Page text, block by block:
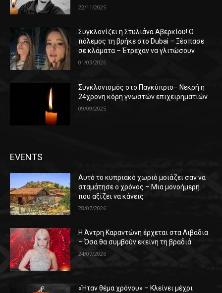
22/11/2025
Συγκλονίζει η Στυλιάνα Αβερκίου! Ο
πόλεμος τη βρήκε στο Dubai – Ξέσπασε
σε κλάματα – Έτρεχαν να γλιτώσουν
01/03/2026
Συγκλονισμός στο Παγκύπριο– Νεκρή η
24χρονη κόρη γνωστών επιχειρηματιών
09/09/2025
EVENTS
Αυτό το κυπριακό χωριό μοιάζει σαν να
σταμάτησε ο χρόνος – Μια μονοήμερη
που αξίζει να κάνεις
28/07/2026
Η Άντρη Καραντώνη έρχεται στα Λιβάδια
– Όσα θα συμβούν εκείνη τη βραδιά
24/07/2026
«Ήταν θέμα χρόνου» – Κλείνει μέχρι